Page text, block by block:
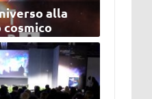
alla